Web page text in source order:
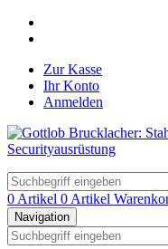
Zur Kasse
Ihr Konto
Anmelden
0 Artikel 0 Artikel
Navigation